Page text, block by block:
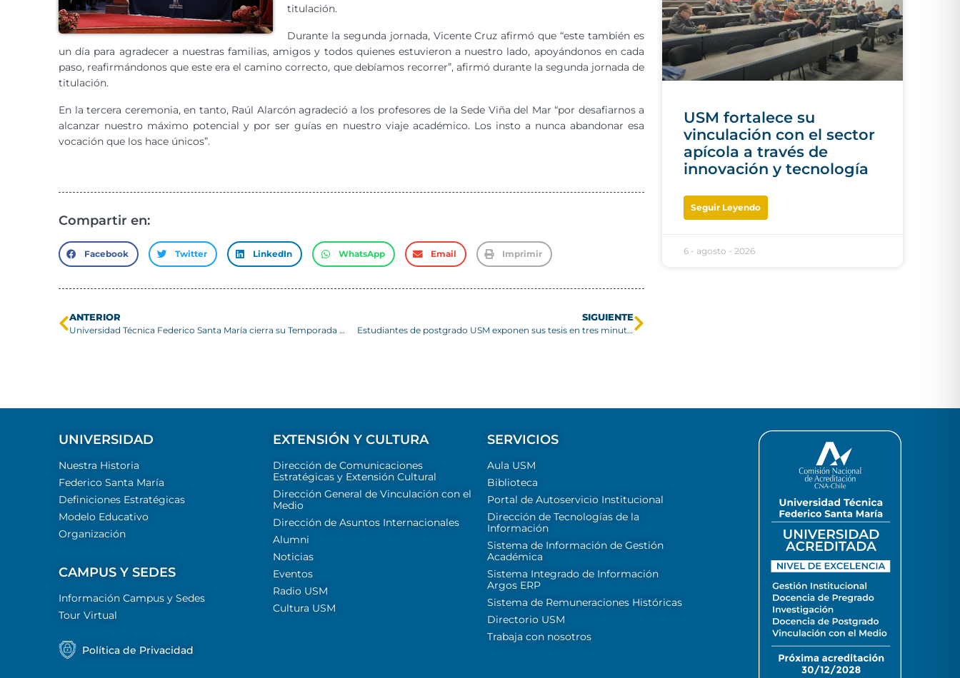
titulación.
Durante la segunda jornada, Vicente Cruz afirmó que “este también es
un día para agradecer a nuestras familias, amigos y todos quienes estuvieron a nuestro lado, apoyándonos en cada
paso, reafirmándonos que este era el camino correcto, que debíamos recorrer”, afirmó durante la segunda jornada de
titulación.
En la tercera ceremonia, en tanto, Raúl Alarcón agradeció a los profesores de la Sede Viña del Mar “por desafiarnos a
alcanzar nuestro máximo potencial y por ser guías en nuestro viaje académico. Los insto a nunca abandonar esa
vocación que los hace únicos”.
Compartir en:
Facebook Twitter LinkedIn WhatsApp Email Imprimir
ANTERIOR
Universidad Técnica Federico Santa María cierra su Temporada Artística con Carmina Burana
SIGUIENTE
Estudiantes de postgrado USM exponen sus tesis en tres minutos
USM fortalece su
vinculación con el sector
apícola a través de
innovación y tecnología
Seguir Leyendo
6 - agosto - 2026
UNIVERSIDAD
Nuestra Historia
Federico Santa María
Definiciones Estratégicas
Modelo Educativo
Organización
CAMPUS Y SEDES
Información Campus y Sedes
Tour Virtual
Política de Privacidad
EXTENSIÓN Y CULTURA
Dirección de Comunicaciones
Estratégicas y Extensión Cultural
Dirección General de Vinculación con el
Medio
Dirección de Asuntos Internacionales
Alumni
Noticias
Eventos
Radio USM
Cultura USM
SERVICIOS
Aula USM
Biblioteca
Portal de Autoservicio Institucional
Dirección de Tecnologías de la
Información
Sistema de Información de Gestión
Académica
Sistema Integrado de Información
Argos ERP
Sistema de Remuneraciones Históricas
Directorio USM
Trabaja con nosotros